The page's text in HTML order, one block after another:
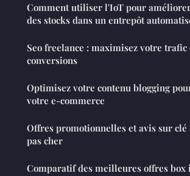
Comment utiliser l'IoT pour
des stocks dans un entrepôt
Seo freelance : maximisez votre trafic
conversions
Optimisez votre contenu blogging
votre e-commerce
Offres promotionnelles et avis sur
pas cher
Comparatif des meilleures offres